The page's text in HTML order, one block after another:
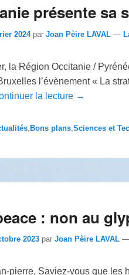
présente
2024 par Joan Pèire LAVAL —
la Région Occitanie /
l’évènement « La
la lecture →
Bons plans Sciences et
: non au
2023 par Joan Pèire LAVAL —
pierre, Saviez-vous que les